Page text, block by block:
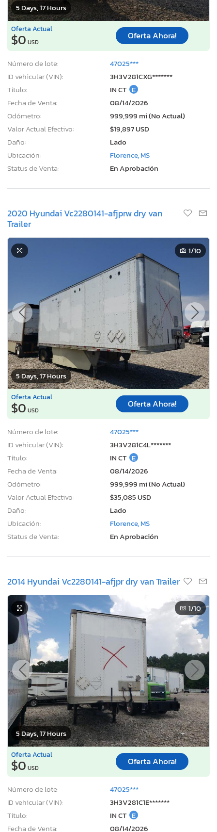
5 Days, 17 Hours
Oferta Actual
$0 USD
Oferta Ahora!
Número de lote:
47025***
ID vehicular (VIN):
3H3V281CXG*******
Título:
IN CT E
Fecha de Venta:
08/14/2026
Odómetro:
999,999 mi (No Actual)
Valor Actual Efectivo:
$19,897 USD
Daño:
Lado
Ubicación:
Florence, MS
Status de Venta:
En Aprobación
2020 Hyundai Vc2280141-afjprw dry van
Trailer
5 Days, 17 Hours
1/10
Oferta Actual
$0 USD
Oferta Ahora!
Número de lote:
47025***
ID vehicular (VIN):
3H3V281C4L*******
Título:
IN CT E
Fecha de Venta:
08/14/2026
Odómetro:
999,999 mi (No Actual)
Valor Actual Efectivo:
$35,085 USD
Daño:
Lado
Ubicación:
Florence, MS
Status de Venta:
En Aprobación
2014 Hyundai Vc2280141-afjpr dry van Trailer
5 Days, 17 Hours
1/10
Oferta Actual
$0 USD
Oferta Ahora!
Número de lote:
47025***
ID vehicular (VIN):
3H3V281C1E*******
Título:
IN CT E
Fecha de Venta:
08/14/2026